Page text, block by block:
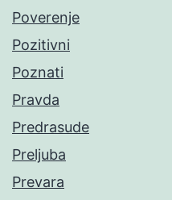
Poverenje
Pozitivni
Poznati
Pravda
Predrasude
Preljuba
Prevara